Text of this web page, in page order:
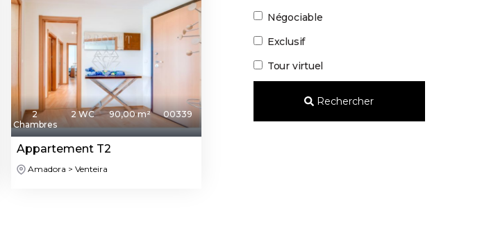
2
Chambres
2 WC 90,00 m² 00339
Appartement T2
Amadora > Venteira
Négociable
Exclusif
Tour virtuel
Rechercher